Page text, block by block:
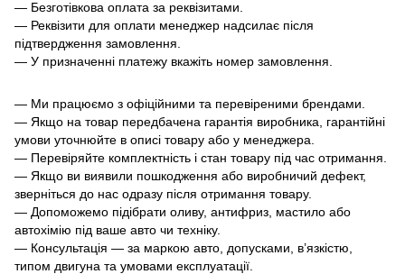
— Безготівкова оплата за реквізитами.
— Реквізити для оплати менеджер надсилає після
підтвердження замовлення.
— У призначенні платежу вкажіть номер замовлення.
— Ми працюємо з офіційними та перевіреними брендами.
— Якщо на товар передбачена гарантія виробника, гарантійні
умови уточнюйте в описі товару або у менеджера.
— Перевіряйте комплектність і стан товару під час отримання.
— Якщо ви виявили пошкодження або виробничий дефект,
зверніться до нас одразу після отримання товару.
— Допоможемо підібрати оливу, антифриз, мастило або
автохімію під ваше авто чи техніку.
— Консультація — за маркою авто, допусками, в’язкістю,
типом двигуна та умовами експлуатації.